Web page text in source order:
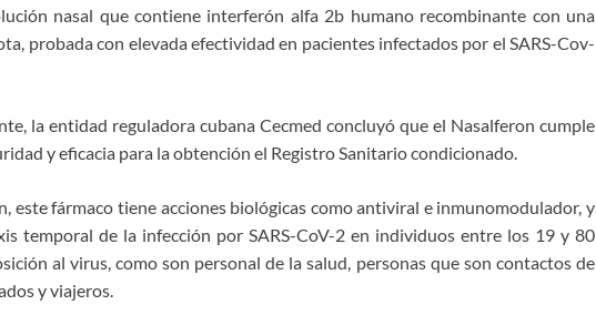
nasal que contiene interferón alfa 2b humano recombinante con una
probada con elevada efectividad en pacientes infectados por el SARS-Cov-
la entidad reguladora cubana Cecmed concluyó que el Nasalferon cumple
y eficacia para la obtención el Registro Sanitario condicionado.
este fármaco tiene acciones biológicas como antiviral e inmunomodulador, y
temporal de la infección por SARS-CoV-2 en individuos entre los 19 y 80
al virus, como son personal de la salud, personas que son contactos de
y viajeros.